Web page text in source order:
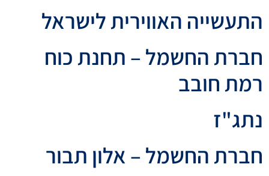
התעשייה האווירית לישראל
חברת החשמל – תחנת כוח
רמת חובב
נתג"ז
חברת החשמל – אלון תבור